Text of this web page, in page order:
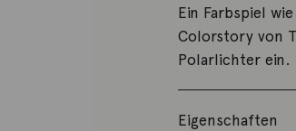
Ein Farbspiel
Colorstory von
Polarlichter ein.
Eigenschaften